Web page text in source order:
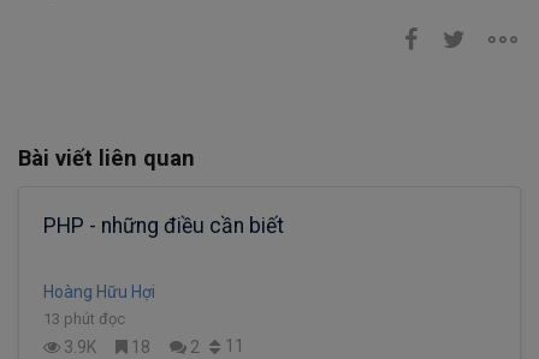
Bài viết liên quan
PHP - những điều cần biết
Hoàng Hữu Hợi
13 phút đọc
3.9K 18 2 11